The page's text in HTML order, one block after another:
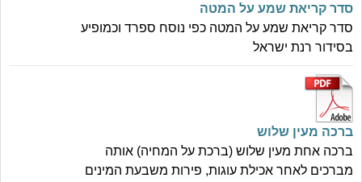
סדר קריאת שמע על המטה
סדר קריאת שמע על המטה כפי נוסח ספרד וכמופיע
בסידור רנת ישראל
ברכה מעין שלוש
ברכה אחת מעין שלוש (ברכת על המחיה) אותה
מברכים לאחר אכילת עוגות, פירות משבעת המינים